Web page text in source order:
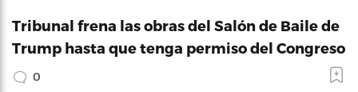
Tribunal frena las obras del Salón de Baile de
Trump hasta que tenga permiso del Congreso
0